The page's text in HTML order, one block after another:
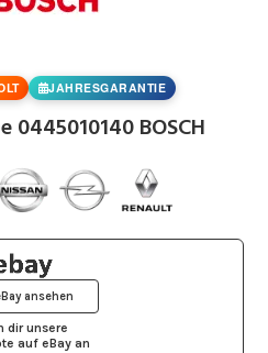
JAHRESGARANTIE
BOSCH
dir unsere
auf eBayan
ansehen